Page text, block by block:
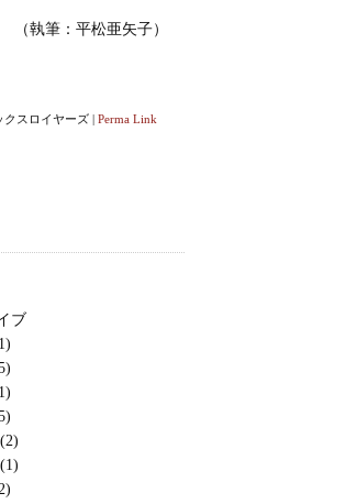
（執筆：平松亜矢子）
クスロイヤーズ | Perma Link
ブ
(2)
(1)